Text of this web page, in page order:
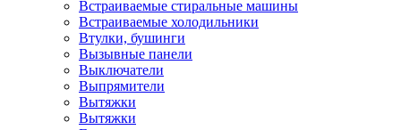
Встраиваемые стиральные машины
Встраиваемые холодильники
Втулки, бушинги
Вызывные панели
Выключатели
Выпрямители
Вытяжки
Вытяжки